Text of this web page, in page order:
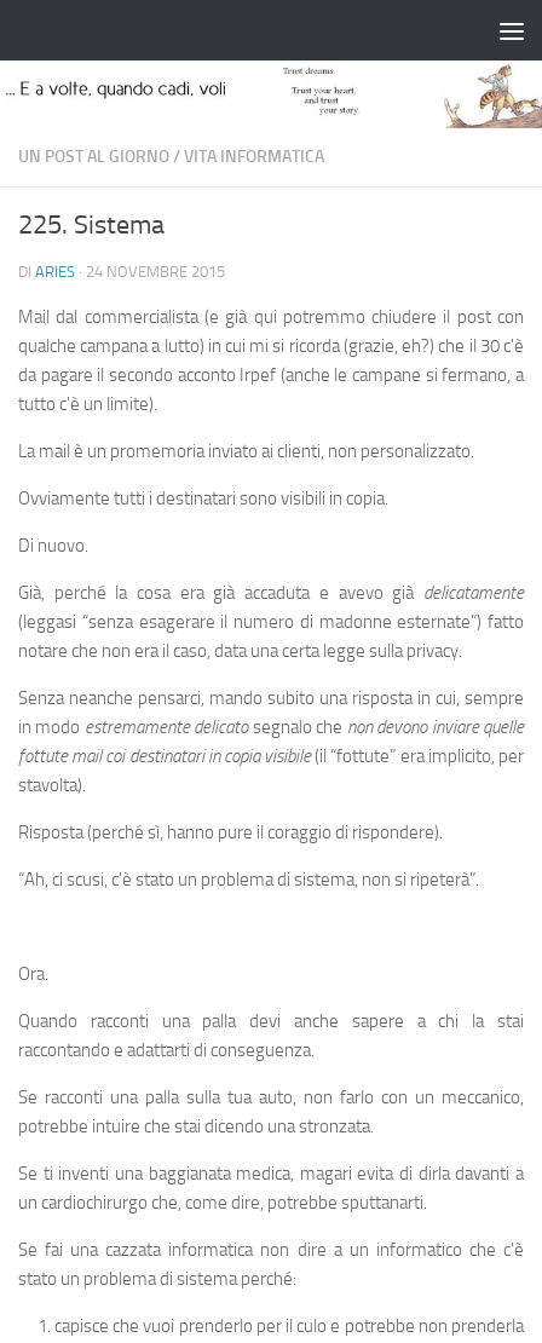
UN POST AL GIORNO/VITA INFORMATICA
225. Sistema
DI ARIES · 24 NOVEMBRE 2015
Mail dal commercialista (e già qui potremmo chiudere il post con
qualche campana a lutto) in cui mi si ricorda (grazie, eh?) che il 30 c'è
da pagare il secondo acconto Irpef (anche le campane si fermano, a
tutto c'è un limite).
La mail è un promemoria inviato ai clienti, non personalizzato.
Ovviamente tutti i destinatari sono visibili in copia.
Di nuovo.
Già, perché la cosa era già accaduta e avevo già delicatamente
(leggasi “senza esagerare il numero di madonne esternate”) fatto
notare che non era il caso, data una certa legge sulla privacy.
Senza neanche pensarci, mando subito una risposta in cui, sempre
in modo estremamente delicatosegnalo che non devono inviare quelle
fottute mail coi destinatari in copia visibile(il “fottute” era implicito, per
stavolta).
Risposta (perché sì, hanno pure il coraggio di rispondere).
“Ah, ci scusi, c'è stato un problema di sistema, non si ripeterà”.
Ora.
Quando racconti una palla devi anche sapere a chi la stai
raccontando e adattarti di conseguenza.
Se racconti una palla sulla tua auto, non farlo con un meccanico,
potrebbe intuire che stai dicendo una stronzata.
Se ti inventi una baggianata medica, magari evita di dirla davanti a
un cardiochirurgo che, come dire, potrebbe sputtanarti.
Se fai una cazzata informatica non dire a un informatico che c'è
stato un problema di sistema perché:
capisce che vuoi prenderlo per il culo e potrebbe non prenderla